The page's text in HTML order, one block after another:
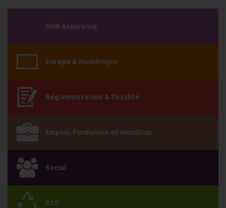
GHR Assurance
Europe & Numérique
Réglementation & fiscalité
Emploi, Formation et Handicap
Social
RSE